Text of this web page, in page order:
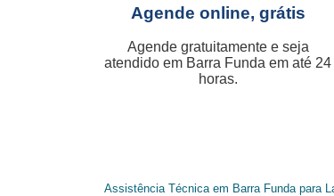
Agende online, grátis
Agende gratuitamente e seja
atendido em Barra Funda em até 24
horas.
Assistência Técnica em Barra Funda para